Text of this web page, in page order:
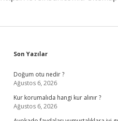
Sidebar
Son Yazılar
Doğum otu nedir ?
Ağustos 6, 2026
Kur korumalıda hangi kur alınır ?
Ağustos 6, 2026